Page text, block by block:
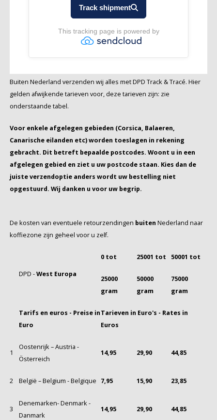
Buiten Nederland verzenden wij alles met DPD Track & Tracé. Hier
gelden afwijkende tarieven voor, deze tarieven zijn: zie
onderstaande tabel.
Voor enkele afgelegen gebieden (Corsica, Balaeren,
Canarische eilanden etc) worden toeslagen in rekening
gebracht. Dit betreft bepaalde postcodes. Woont u in een
afgelegen gebied en ziet u uw postcode staan. Kies dan de
juiste verzendoptie anders wordt uw bestelling niet
opgestuurd. Wij danken u voor uw begrip.
De kosten van eventuele retourzendingen buiten Nederland naar
koffiezone zijn geheel voor u zelf.
DPD -West Europa
0 tot
25000
gram
25001 tot
50000
gram
50001 tot
75000
gram
Tarifs en euros - Preise in
Euro
Tarieven in Euro's - Rates in
Euros
1
Oostenrijk – Austria -
Österreich
14,95 29,90 44,85
2 België – Belgium - Belgique 7,95 15,90 23,85
3
Denemarken- Denmark -
Danmark
14,95 29,90 44,85